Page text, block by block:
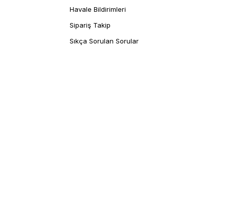
Havale Bildirimleri
Sipariş Takip
Sıkça Sorulan Sorular